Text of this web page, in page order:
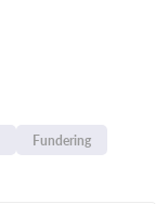
Fundering